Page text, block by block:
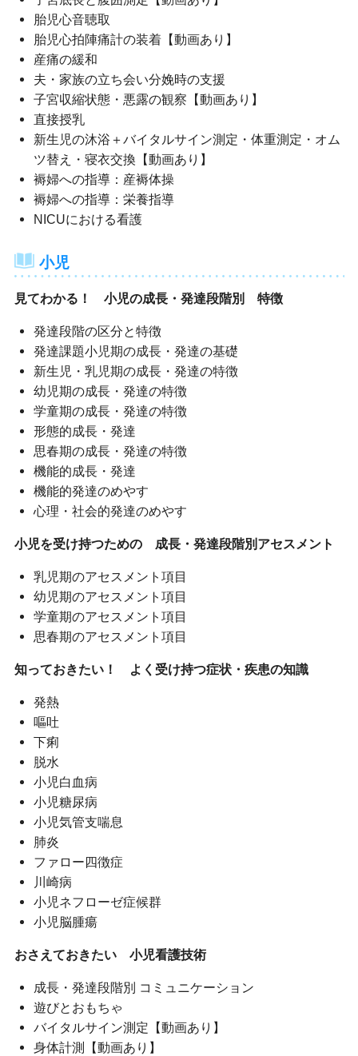
胎児心音聴取
胎児心拍陣痛計の装着【動画あり】
産痛の緩和
夫・家族の立ち会い分娩時の支援
子宮収縮状態・悪露の観察【動画あり】
直接授乳
新生児の沐浴＋バイタルサイン測定・体重測定・オム
ツ替え・寝衣交換【動画あり】
褥婦への指導：産褥体操
褥婦への指導：栄養指導
NICUにおける看護
小児
見てわかる！ 小児の成長・発達段階別 特徴
発達段階の区分と特徴
発達課題小児期の成長・発達の基礎
新生児・乳児期の成長・発達の特徴
幼児期の成長・発達の特徴
学童期の成長・発達の特徴
形態的成長・発達
思春期の成長・発達の特徴
機能的成長・発達
機能的発達のめやす
心理・社会的発達のめやす
小児を受け持つための 成長・発達段階別アセスメント
乳児期のアセスメント項目
幼児期のアセスメント項目
学童期のアセスメント項目
思春期のアセスメント項目
知っておきたい！ よく受け持つ症状・疾患の知識
発熱
嘔吐
下痢
脱水
小児白血病
小児糖尿病
小児気管支喘息
肺炎
ファロー四徴症
川崎病
小児ネフローゼ症候群
小児脳腫瘍
おさえておきたい 小児看護技術
成長・発達段階別 コミュニケーション
遊びとおもちゃ
バイタルサイン測定【動画あり】
身体計測【動画あり】